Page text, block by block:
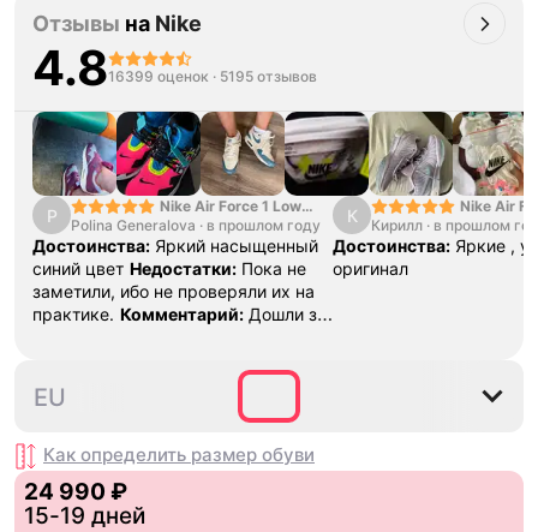
Отзывы на Nike
4.816399 оценок · 5195 отзывов
P
Nike Air Force 1 Low
College Pack White
Blue
Polina Generalova · в прошлом году
Достоинства: Яркий насыщенный
синий цвет Недостатки: Пока не
заметили, ибо не проверяли их на
практике. Комментарий: Дошли за
К
Nike Air
Yellow
Кирилл · в прошлом
Достоинства: Яркие ,
оригинал
41
EU
Как определить размер обуви
24 990 ₽
15-19 дней